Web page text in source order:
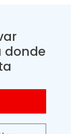
donde